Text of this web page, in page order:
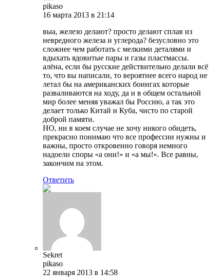
pikaso
16 марта 2013 в 21:14
выа, железо делают? просто делают сплав из
невредного железа и углерода? безусловно это
сложнее чем работать с мелкими деталями и
вдыхать ядовитые пары и газы пластмассы.
алёна, если бы русские действительно делали всё
то, что вы написали, то вероятнее всего народ не
летал бы на американских боингах которые
разваливаются на ходу, да и в общем остальной
мир более меняя уважал бы Россию, а так это
делает только Китай и Куба, чисто по старой
доброй памяти.
НО, ни в коем случае не хочу никого обидеть,
прекрасно понимаю что все профессии нужны и
важны, просто откровенно говоря немного
надоели споры «а они!» и «а мы!». Все равны,
закончим на этом.
Ответить
Sekret
pikaso
22 января 2013 в 14:58